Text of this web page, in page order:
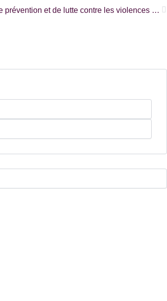
L’Université Sainte-Anne muscle sa politique de prévention et de lutte contre les violences sexuelles suite à des incidents |FRANCITÉ|